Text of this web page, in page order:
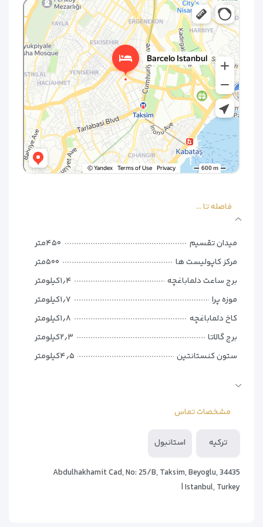
– حمام مدرن با کابین دوش شیشه‌ای
– اینترنت پرسرعت رایگان در تمام هتل
**امکانات هتل**
– رستوران اصلی: سرو غذاهای ترکی و بین‌المللی
– لابی بار: محیطی دنج برای نوشیدنی‌های شبانه
– مرکز بدنسازی: مجهز به جدیدترین دستگاه‌ها
– اسپای اختصاصی: با سونا و خدمات ماساژ
– سالن‌های کنفرانس: مناسب برای میهمانان تجاری
**چرا هتل بارسلو را انتخاب کنیم؟**
– موقعیت مرکزی و دسترسی آسان به نقاط مهم شهر
– مناسب برای سفرهای تجاری و تفریحی
Barceló Istanbul
Hotel in Istanbul
فاصله تا ...
میدان تقسیم
۴۵۰متر
مرکز کاپولیست ها
۵۰۰متر
برج ساعت دلماباغچه
۱٫۴کیلومتر
موزه پرا
۱٫۷کیلومتر
کاخ دلماباغچه
۱٫۸کیلومتر
برج گالاتا
۲٫۳کیلومتر
ستون کنستانتین
۴٫۵کیلومتر
برج‌های دختر
فرودگاه بین المللی سابیها گوکچن استانبول
مشخصات تماس
ترکیه استانبول
Abdulhakhamit Cad, No: 25/B, Taksim, Beyoglu, 34435
Istanbul, Turkey |